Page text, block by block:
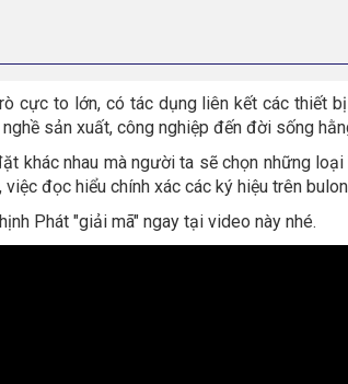
cực to lớn, có tác dụng liên kết các thiết
sản xuất, công nghiệp đến đời sống
khác nhau mà người ta sẽ chọn những
đọc hiểu chính xác các ký hiệu trên
Phát "giải mã" ngay tại video này nhé.